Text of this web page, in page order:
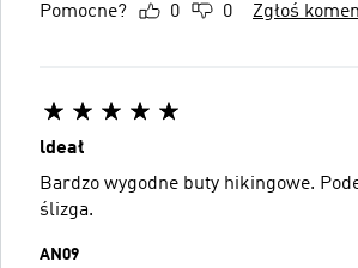
Pomocne? 0 0 Zgłoś
ldeał
Bardzo wygodne buty hikingowe.
ślizga.
AN09